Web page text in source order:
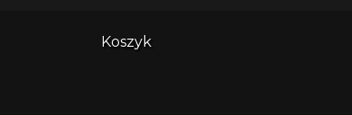
Koszyk